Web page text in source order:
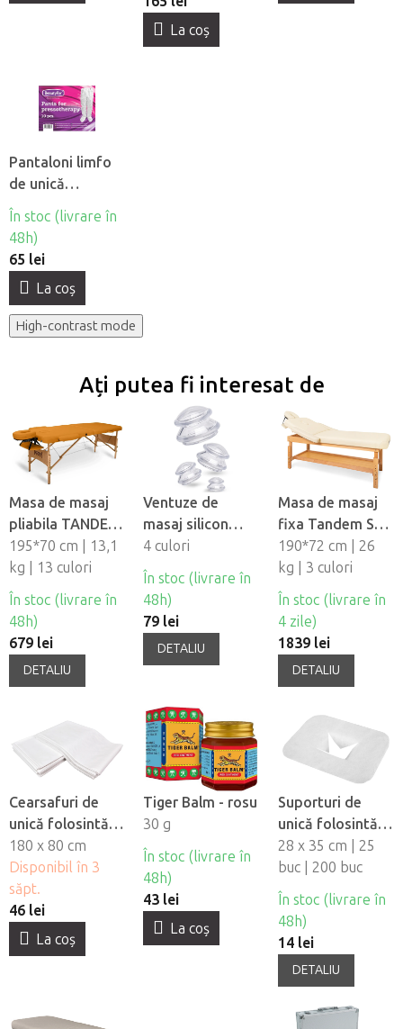
La coş
Pantaloni limfo
de unică
folosintă din
material netesut
Beautyfor®, 10
buc
În stoc (livrare în
48h)
65 lei
La coş
High-contrast mode
Ați putea fi interesat de
Masa de masaj
pliabila TANDEM
Basic-2
195*70 cm | 13,1
kg | 13 culori
În stoc (livrare în
48h)
679 lei
DETALIU
Ventuze de
masaj silicon
Fabulo
Mushroom - set,
4 buc
4 culori
În stoc (livrare în
48h)
79 lei
DETALIU
Masa de masaj
fixa Tandem Spa
Luna V2
190*72 cm | 26
kg | 3 culori
În stoc (livrare în
4 zile)
1839 lei
DETALIU
Cearsafuri de
unică folosintă
impermeabile
Fabulo, 10 buc
180 x 80 cm
Disponibil în 3
săpt.
46 lei
La coş
Tiger Balm - rosu
30 g
În stoc (livrare în
48h)
43 lei
La coş
Suporturi de
unică folosintă
pentru orificiul
fetei din material
netesut Fabulo
28 x 35 cm | 25
buc | 200 buc
În stoc (livrare în
48h)
14 lei
DETALIU